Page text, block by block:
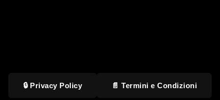
🔒 Privacy Policy 📄 Termini e Condizioni